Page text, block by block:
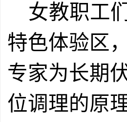
女教职工
特色体验区
专家为长期
位调理的原